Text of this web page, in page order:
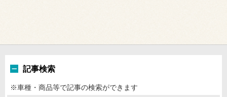
記事検索
※車種・商品等で記事の検索ができます